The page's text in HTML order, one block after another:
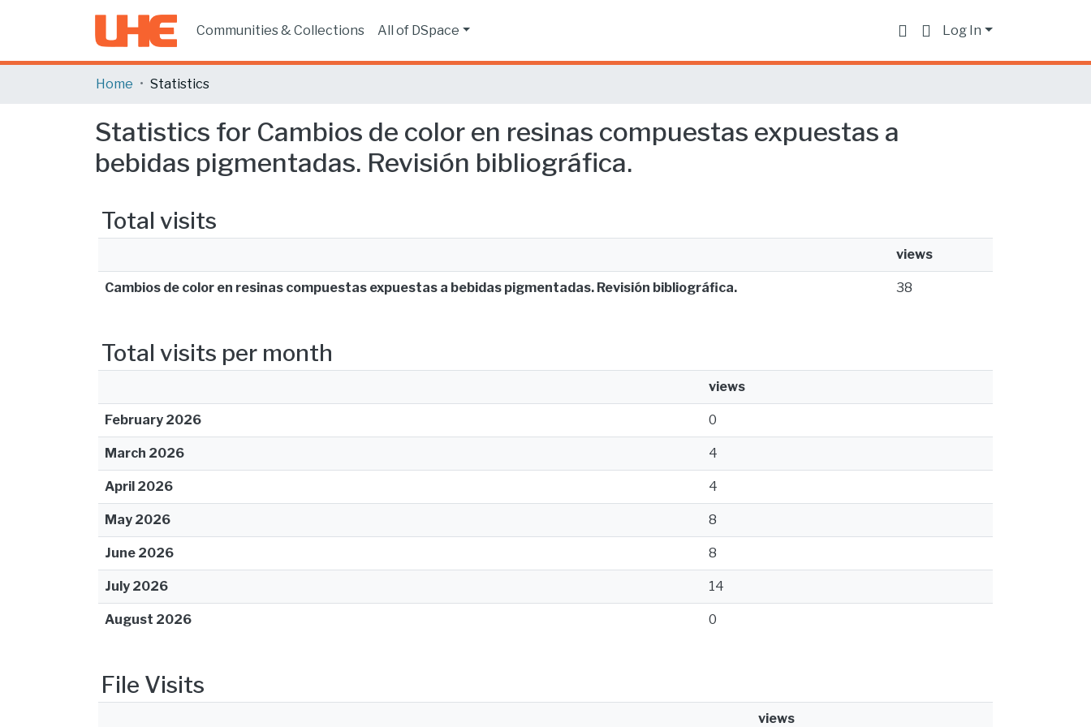
Communities & Collections All of DSpace Log In
Home Statistics
Statistics for Cambios de color en resinas compuestas expuestas a
bebidas pigmentadas. Revisión bibliográfica.
Total visits
views
Cambios de color en resinas compuestas expuestas a bebidas pigmentadas. Revisión bibliográfica. 38
Total visits per month
views
February 2026 0
March 2026 4
April 2026 4
May 2026 8
June 2026 8
July 2026 14
August 2026 0
File Visits
views